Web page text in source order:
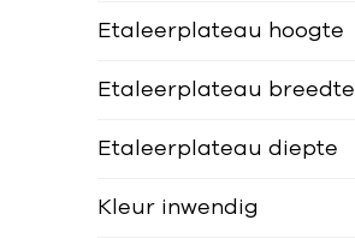
Etaleerplateau hoogte
Etaleerplateau breedte
Etaleerplateau diepte
Kleur inwendig